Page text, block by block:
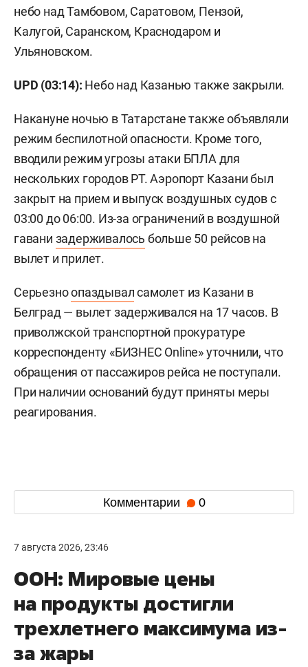
небо над Тамбовом, Саратовом, Пензой,
Калугой, Саранском, Краснодаром и
Ульяновском.
UPD (03:14): Небо над Казанью также закрыли.
Накануне ночью в Татарстане также объявляли
режим беспилотной опасности. Кроме того,
вводили режим угрозы атаки БПЛА для
нескольких городов РТ. Аэропорт Казани был
закрыт на прием и выпуск воздушных судов с
03:00 до 06:00. Из-за ограничений в воздушной
гавани задерживалось больше 50 рейсов на
вылет и прилет.
Серьезноопаздывалсамолет из Казани в
Белград — вылет задерживался на 17 часов. В
приволжской транспортной прокуратуре
корреспонденту «БИЗНЕС Online» уточнили, что
обращения от пассажиров рейса не поступали.
При наличии оснований будут приняты меры
реагирования.
Комментарии 0
7 августа 2026, 23:46
ООН: Мировые цены
на продукты достигли
трехлетнего максимума из-
за жары